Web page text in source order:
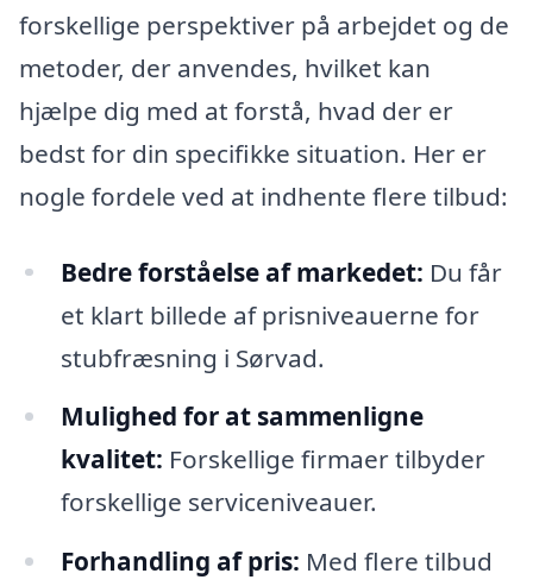
forskellige perspektiver på arbejdet og de
metoder, der anvendes, hvilket kan
hjælpe dig med at forstå, hvad der er
bedst for din specifikke situation. Her er
nogle fordele ved at indhente flere tilbud:
Bedre forståelse af markedet: Du får
et klart billede af prisniveauerne for
stubfræsning i Sørvad.
Mulighed for at sammenligne
kvalitet: Forskellige firmaer tilbyder
forskellige serviceniveauer.
Forhandling af pris: Med flere tilbud